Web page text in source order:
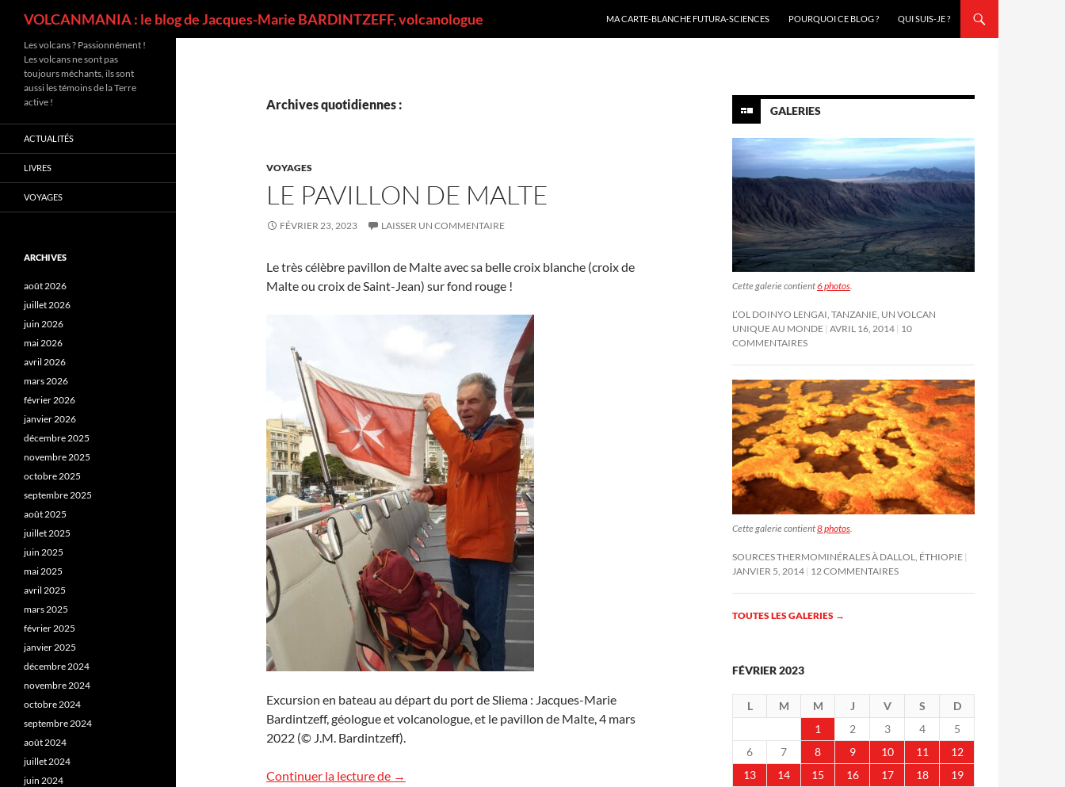
VOLCANMANIA : le blog de Jacques-Marie BARDINTZEFF, volcanologue
MA CARTE-BLANCHE FUTURA-SCIENCES
POURQUOI CE BLOG ? QUI SUIS-JE ?
Archives quotidiennes :
VOYAGES
LE PAVILLON DE MALTE
FÉVRIER 23, 2023 LAISSER UN COMMENTAIRE
Le très célèbre pavillon de Malte avec sa belle croix blanche (croix de
Malte ou croix de Saint-Jean) sur fond rouge !
Excursion en bateau au départ du port de Sliema : Jacques-Marie
Bardintzeff, géologue et volcanologue, et le pavillon de Malte, 4 mars
2022 (© J.M. Bardintzeff).
Continuer la lecture de Le pavillon de Malte
→
GALERIES
Cette galerie contient6 photos.
L’OL DOINYO LENGAI, TANZANIE, UN VOLCAN
UNIQUE AU MONDE AVRIL 16, 2014 10
COMMENTAIRES
Cette galerie contient8 photos
SOURCES THERMOMINÉRALES À DALLOL, ÉTHIOPIE
JANVIER 5, 2014 12 COMMENTAIRES
TOUTES LES GALERIES →
FÉVRIER 2023
L M M J V S
D
1
2 3 4
5
6
7 8 9 10 11
12
13
14 15 16 17 18
19
Les volcans ? Passionnément !
Les volcans ne sont pas
toujours méchants, ils sont
aussi les témoins de la Terre
active !
ACTUALITÉS
LIVRES
VOYAGES
ARCHIVES
août 2026
juillet 2026
juin 2026
mai 2026
avril 2026
mars 2026
février 2026
janvier 2026
décembre 2025
novembre 2025
octobre 2025
septembre 2025
août 2025
juillet 2025
juin 2025
mai 2025
avril 2025
mars 2025
février 2025
janvier 2025
décembre 2024
novembre 2024
octobre 2024
septembre 2024
août 2024
juillet 2024
juin 2024